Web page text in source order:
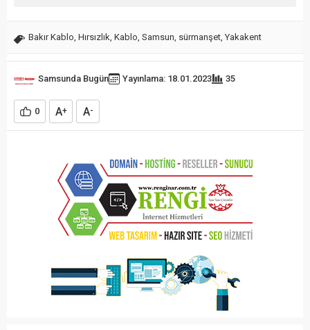
Bakır Kablo, Hırsızlık, Kablo, Samsun, sürmanşet, Yakakent
Samsunda Bugün Yayınlama: 18.01.2023 35
0 A+ A-